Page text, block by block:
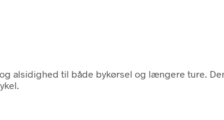
alsidighed til både bykørsel og længere ture.